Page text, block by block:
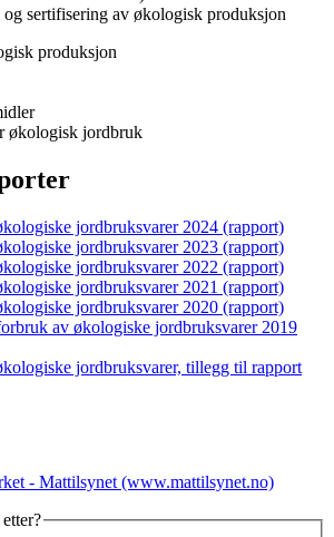
sertifisering av økologisk produksjon
produksjon
økologisk jordbruk
jordbruksvarer 2024 (rapport)
jordbruksvarer 2023 (rapport)
jordbruksvarer 2022 (rapport)
jordbruksvarer 2021 (rapport)
jordbruksvarer 2020 (rapport)
av økologiske jordbruksvarer 2019
jordbruksvarer, tillegg til rapport
- Mattilsynet (www.mattilsynet.no)